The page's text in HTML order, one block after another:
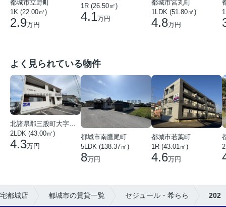
都城市立野町
1K (22.00㎡)
2.9万円
1R (26.50㎡)
4.1万円
都城市宮丸町
1LDK (51.80㎡)
4.8万円
よく見られている物件
北諸県郡三股町大字蓼池
2LDK (43.00㎡)
4.3万円
都城市南鷹尾町
5LDK (138.37㎡)
8万円
都城市若葉町
1R (43.01㎡)
4.6万円
都城店 都城市の賃貸一覧 セジュール・希らら 202